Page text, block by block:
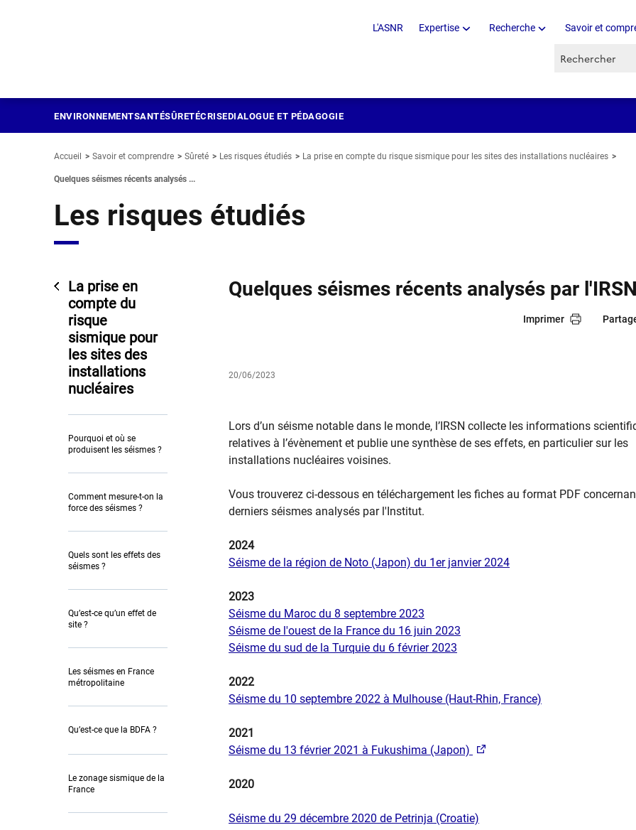
L'ASNR Expertise Recherche Savoir et
Recherche par
ENVIRONNEMENTSANTÉSÛRETÉCRISEDIALOGUE ET PÉDAGOGIE
Accueil Savoir et comprendre Sûreté Les risques étudiés La prise en compte du risque sismique pour les sites des installations nucléaires
Quelques séismes récents analysés ...
Les risques étudiés
La prise en
compte du
risque
sismique pour
les sites des
installations
nucléaires
Pourquoi et où se
produisent les séismes ?
Comment mesure-t-on la
force des séismes ?
Quels sont les effets des
séismes ?
Qu’est-ce qu’un effet de
site ?
Les séismes en France
métropolitaine
Qu’est-ce que la BDFA ?
Le zonage sismique de la
France
Quelques séismes récents analysés par
Imprimer
20/06/2023
Lors d’un séisme notable dans le monde, l’IRSN collecte les informations
relatives à l’évènement et publie une synthèse de ses effets, en particulier sur les
installations nucléaires voisines.
Vous trouverez ci-dessous en téléchargement les fiches au format PDF
derniers séismes analysés par l'Institut.
2024
Séisme de la région de Noto (Japon) du 1er janvier 2024
2023
Séisme du Maroc du 8 septembre 2023
Séisme de l'ouest de la France du 16 juin 2023
Séisme du sud de la Turquie du 6 février 2023
2022
Séisme du 10 septembre 2022 à Mulhouse​​ (Haut-Rhin, France)​
2021
Séisme du 13 février 202​1 ​à Fukushima (Japon)
2020
Séisme ​​du 29 décembre 2020 de Petrinja (Croatie)